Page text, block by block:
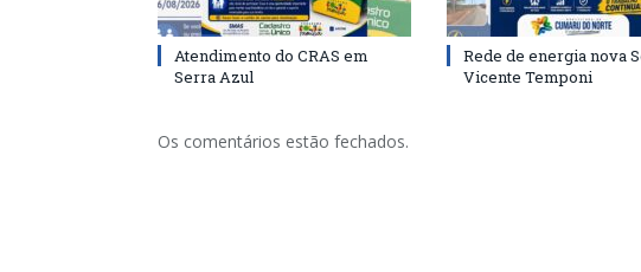
Atendimento do CRAS em
Serra Azul
Rede de energia nova
Vicente Temponi
Os comentários estão fechados.